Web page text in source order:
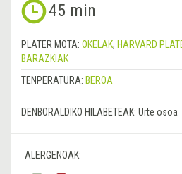
45 min
PLATER MOTA: OKELAK, HARVARD
BARAZKIAK
TENPERATURA: BEROA
DENBORALDIKO HILABETEAK: Urte osoa
ALERGENOAK: